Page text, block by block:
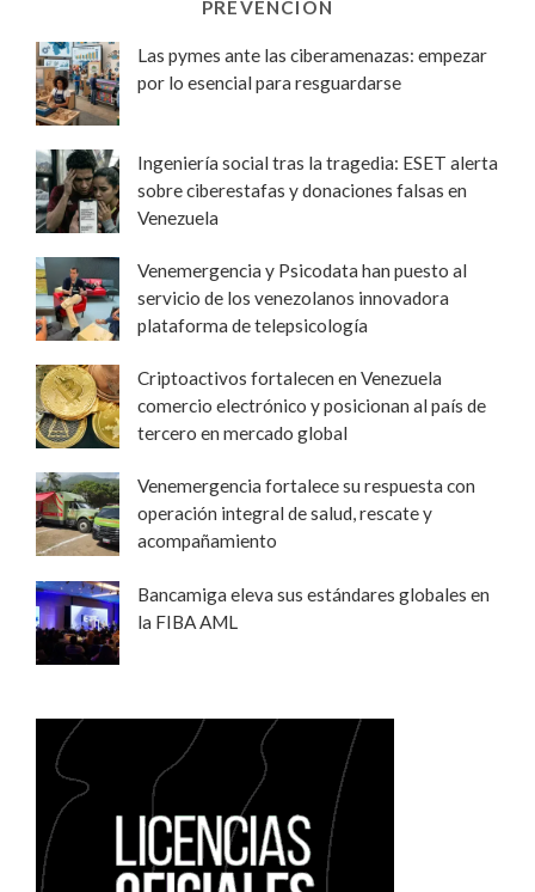
PREVENCIÓN
Las pymes ante las ciberamenazas: empezar
por lo esencial para resguardarse
Ingeniería social tras la tragedia: ESET alerta
sobre ciberestafas y donaciones falsas en
Venezuela
Venemergencia y Psicodata han puesto al
servicio de los venezolanos innovadora
plataforma de telepsicología
Criptoactivos fortalecen en Venezuela
comercio electrónico y posicionan al país de
tercero en mercado global
Venemergencia fortalece su respuesta con
operación integral de salud, rescate y
acompañamiento
Bancamiga eleva sus estándares globales en
la FIBA AML